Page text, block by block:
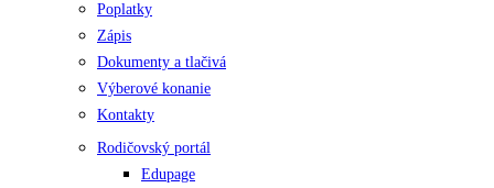
Poplatky
Zápis
Dokumenty a tlačivá
Výberové konanie
Kontakty
Rodičovský portál
Edupage